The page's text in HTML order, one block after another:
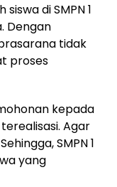
di SMPN 1
Dengan
tidak
proses
kepada
Agar
SMPN 1
yang